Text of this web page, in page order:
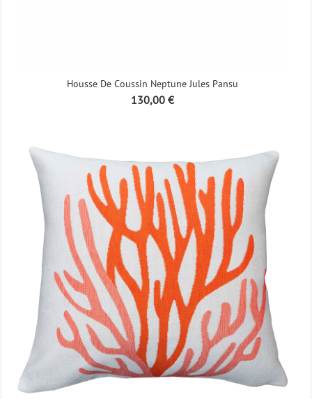
Housse De Coussin Neptune Jules Pansu
Prix
130,00 €